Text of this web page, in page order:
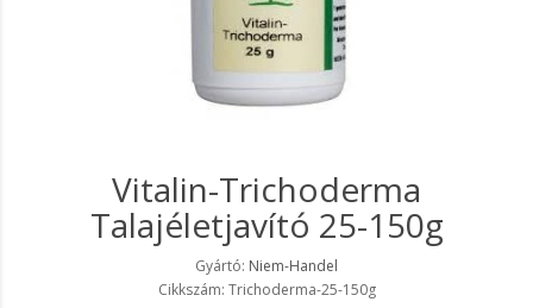
Vitalin-Trichoderma
Talajéletjavító 25-150g
Gyártó: Niem-Handel
Cikkszám: Trichoderma-25-150g